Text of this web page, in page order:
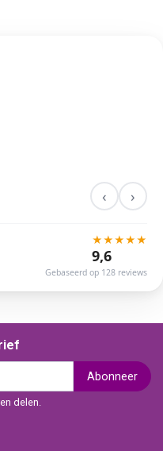
‹ ›
★★★★★
9,6
Gebaseerd op 128 reviews
Abonneer
delen.